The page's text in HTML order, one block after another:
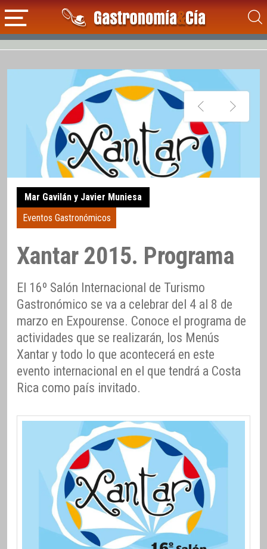
Mar Gavilán y Javier Muniesa
Eventos Gastronómicos
Xantar 2015. Programa
El 16º Salón Internacional de Turismo
Gastronómico se va a celebrar del 4 al 8 de
marzo en Expourense. Conoce el programa de
actividades que se realizarán, los Menús
Xantar y todo lo que acontecerá en este
evento internacional en el que tendrá a Costa
Rica como país invitado.